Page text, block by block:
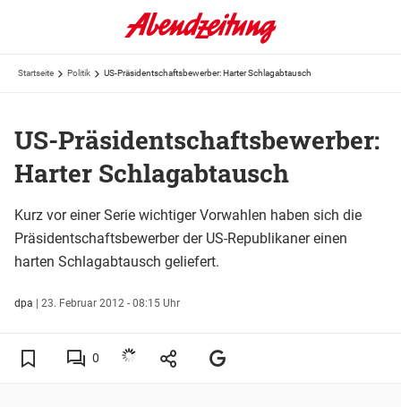
Startseite Politik US-Präsidentschaftsbewerber: Harter Schlagabtausch
US-Präsidentschaftsbewerber:
Harter Schlagabtausch
Kurz vor einer Serie wichtiger Vorwahlen haben sich die
Präsidentschaftsbewerber der US-Republikaner einen
harten Schlagabtausch geliefert.
dpa | 23. Februar 2012 - 08:15 Uhr
0